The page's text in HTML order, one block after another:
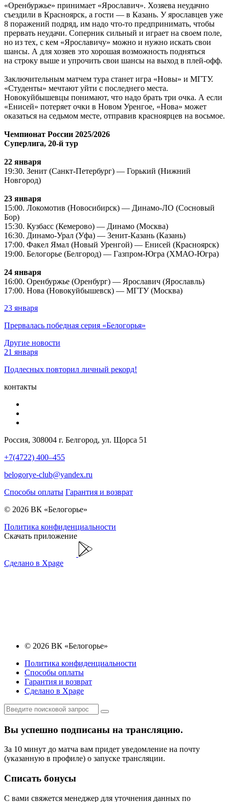
«Оренбуржье» принимает «Ярославич». Хозяева неудачно
съездили в Красноярск, а гости — в Казань. У ярославцев уже
8 поражений подряд, им надо что-то предпринимать, чтобы
прервать неудачи. Соперник сильный и играет на своем поле,
но из тех, с кем «Ярославичу» можно и нужно искать свои
шансы. А для хозяев это хорошая возможность подняться
на строку выше и упрочить свои шансы на выход в плей-офф.
Заключительным матчем тура станет игра «Новы» и МГТУ.
«Студенты» мечтают уйти с последнего места.
Новокуйбышевцы понимают, что надо брать три очка. А если
«Енисей» потеряет очки в Новом Уренгое, «Нова» может
оказаться на седьмом месте, отправив красноярцев на восьмое.
Чемпионат России 2025/2026
Суперлига, 20-й тур
22 января
19:30. Зенит (Санкт-Петербург) — Горький (Нижний
Новгород)
23 января
15:00. Локомотив (Новосибирск) — Динамо-ЛО (Сосновый
Бор)
15:30. Кузбасс (Кемерово) — Динамо (Москва)
16:30. Динамо-Урал (Уфа) — Зенит-Казань (Казань)
17:00. Факел Ямал (Новый Уренгой) — Енисей (Красноярск)
19:00. Белогорье (Белгород) — Газпром-Югра (ХМАО-Югра)
24 января
16:00. Оренбуржье (Оренбург) — Ярославич (Ярославль)
17:00. Нова (Новокуйбышевск) — МГТУ (Москва)
23 января
Прервалась победная серия «Белогорья»
Другие новости
21 января
Подлесных повторил личный рекорд!
контакты
Россия, 308004 г. Белгород, ул. Щорса 51
+7(4722) 400–455
belogorye-club@yandex.ru
Способы оплаты Гарантия и возврат
© 2026 ВК «Белогорье»
Политика конфиденциальности
Скачать приложение
Сделано в Xpage
© 2026 ВК «Белогорье»
Политика конфиденциальности
Способы оплаты
Гарантия и возврат
Сделано в Xpage
Вы успешно подписаны на трансляцию.
За 10 минут до матча вам придет уведомление на почту
(указанную в профиле) о запуске трансляции.
Списать бонусы
С вами свяжется менеджер для уточнения данных по